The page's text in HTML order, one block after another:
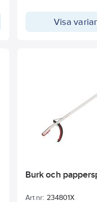
hjälpsådd. Sådd: 2,5-
Visa
Burk och
Art nr: 234801X